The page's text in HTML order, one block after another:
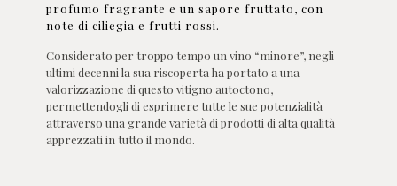
profumo fragrante e un sapore fruttato, con
note di ciliegia e frutti rossi.
Considerato per troppo tempo un vino “minore”, negli
ultimi decenni la sua riscoperta ha portato a una
valorizzazione di questo vitigno autoctono,
permettendogli di esprimere tutte le sue potenzialità
attraverso una grande varietà di prodotti di alta qualità
apprezzati in tutto il mondo.